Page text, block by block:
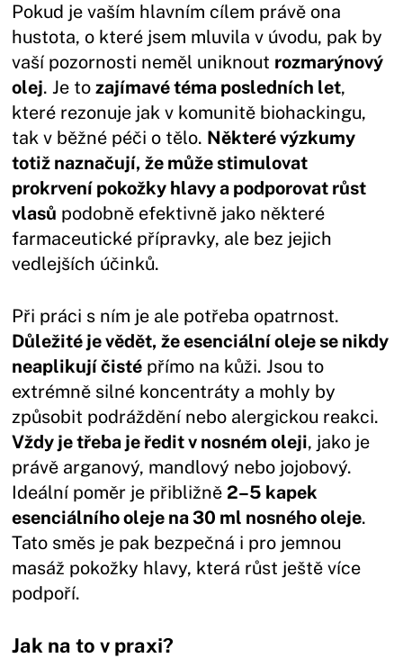
Pokud je vaším hlavním cílem právě ona
hustota, o které jsem mluvila v úvodu, pak by
vaší pozornosti neměl uniknout rozmarýnový
olej. Je tozajímavé téma posledních let,
které rezonuje jak v komunitě biohackingu,
tak v běžné péči o tělo. Některé výzkumy
totiž naznačují, že může stimulovat
prokrvení pokožky hlavy a podporovat růst
vlasů podobně efektivně jako některé
farmaceutické přípravky, ale bez jejich
vedlejších účinků.
Při práci s ním je ale potřeba opatrnost.
Důležité je vědět, že esenciální oleje se nikdy
neaplikují čisté přímo na kůži. Jsou to
extrémně silné koncentráty a mohly by
způsobit podráždění nebo alergickou reakci.
Vždy je třeba je ředit v nosném oleji, jako je
právě arganový, mandlový nebo jojobový.
Ideální poměr je přibližně 2–5 kapek
esenciálního oleje na 30 ml nosného oleje.
Tato směs je pak bezpečná i pro jemnou
masáž pokožky hlavy, která růst ještě více
podpoří.
Jak na to v praxi?